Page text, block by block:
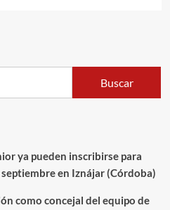
Buscar
ya pueden inscribirse para
en Iznájar (Córdoba)
como concejal del equipo de